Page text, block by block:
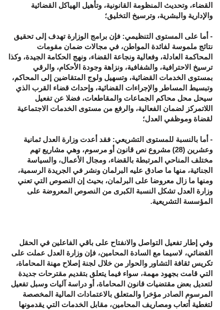
القضاء، وتحديث المنظومة القانونية، وتأهيل الهياكل القضائية
والإدارية والبشرية، وترسيخ التخليق؛
- أما على المستوى التنظيمي: فإن برامج الوزارة تهدف إلى تحقيق
نتائج ملموسة لفائدة المواطن، في مجالات ضمان مقومات
المحاكمة العادلة، وفعالية ونجاعة القضاء، ونهج الحكامة الجيدة، وكذا
ترسيخ الاحترافية، والشفافية، ونزاهة وجودة الأحكام، والرقي
بمستوى الخدمات القضائية، وتسهيل ولوج المتقاضين إلى المحاكم،
وتبسيط المساطر والإجراءات القضائية، وإحداث قضاء القرب الذي
سيحل محل محاكم الجماعات والمقاطعات، فضلا عن تفعيل
اللاتمركز لضمان الفعالية، والرفع من مستوى الخدمات الاجتماعية
لقضاة وموظفي العدل؛
- أما بالنسبة للمستوى التشريعي: فقد أعدت وزارة العدل ثمانية
وعشرين (28) مشروع نص قانون أو مرسوم، وهي مشاريع تهم
مختلف المناحي المرتبطة بالقضاء، ومجال الأعمال، والسياسة
الجنائية، منها ما صادق عليه البرلمان ونشر في الجريدة الرسمية،
ومنها ما زال معروضا على البرلمان، بحيث إن النصوص التي تعني
وزارة العدل تشكل النسبة الكبرى من النصوص المعروضة على
المؤسسة التشريعية.
وفي إطار تفعيل التواصل والانفتاح على باقي الفاعلين في الحقل
القضائي، لاسيما مع السادة المحامين، فإن وزارة العدل عملت على
تكريس ثقافة التشاور والحوار من خلال لجنة إصلاح مهنة المحاماة،
التي قامت بجهود مهمة، سواء فيما يتعلق بتقديم مقترحات جديدة
لتعديل بعض مقتضيات قانون المحاماة، أو دراسة آليات وسبل تفعيل
المرسوم الصادر مؤخرا والمتعلق بالاعتمادات المالية المخصصة
لتغطية أتعاب ومصاريف المحامين، مقابل الخدمات التي يقدمونها